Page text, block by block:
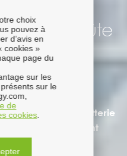
clé de voûte
des
la distribution
d’énergie par batterie
approvisionnement
sur tous les
choix
pouvez à
d’avis en
cookies »
page du
sur les
sur le
de
cookies.